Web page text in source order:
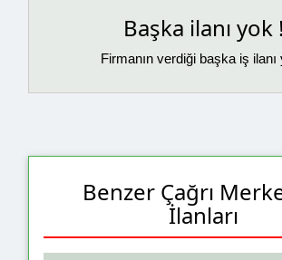
Başka ilanı yok !
Firmanın verdiği başka iş ilanı
Benzer Çağrı
İlanları